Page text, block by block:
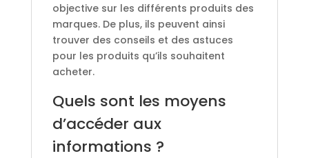
objective sur les différents produits des
marques. De plus, ils peuvent ainsi
trouver des conseils et des astuces
pour les produits qu’ils souhaitent
acheter.
Quels sont les moyens
d’accéder aux
informations ?